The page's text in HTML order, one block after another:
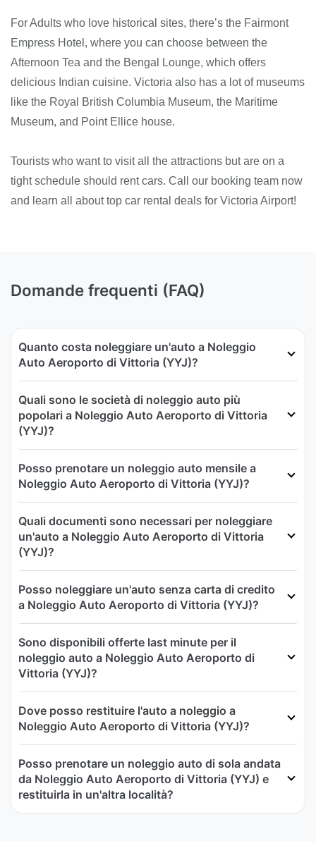
For Adults who love historical sites, there’s the Fairmont
Empress Hotel, where you can choose between the
Afternoon Tea and the Bengal Lounge, which offers
delicious Indian cuisine. Victoria also has a lot of museums
like the Royal British Columbia Museum, the Maritime
Museum, and Point Ellice house.
Tourists who want to visit all the attractions but are on a
tight schedule should rent cars. Call our booking team now
and learn all about top car rental deals for Victoria Airport!
Domande frequenti (FAQ)
Quanto costa noleggiare un'auto a Noleggio
Auto Aeroporto di Vittoria (YYJ)?
Quali sono le società di noleggio auto più
popolari a Noleggio Auto Aeroporto di Vittoria
(YYJ)?
Posso prenotare un noleggio auto mensile a
Noleggio Auto Aeroporto di Vittoria (YYJ)?
Quali documenti sono necessari per noleggiare
un'auto a Noleggio Auto Aeroporto di Vittoria
(YYJ)?
Posso noleggiare un'auto senza carta di credito
a Noleggio Auto Aeroporto di Vittoria (YYJ)?
Sono disponibili offerte last minute per il
noleggio auto a Noleggio Auto Aeroporto di
Vittoria (YYJ)?
Dove posso restituire l'auto a noleggio a
Noleggio Auto Aeroporto di Vittoria (YYJ)?
Posso prenotare un noleggio auto di sola andata
da Noleggio Auto Aeroporto di Vittoria (YYJ) e
restituirla in un'altra località?